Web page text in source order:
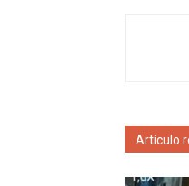
Artículo